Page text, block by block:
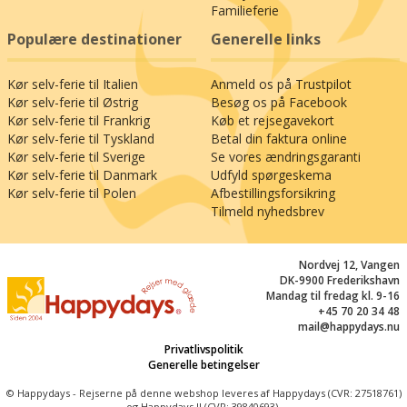
charmerende havn, nyde hyggelige caféer og
måske slappe af med et varmt saunabad i
svømmehallen. Dette er en ferie, hvor I kan
kombinere afslapning med spændende
udflugter, inden det nye år begynder.
Familieferie
Populære destinationer
Kør selv-ferie til Italien
Kør selv-ferie til Østrig
Kør selv-ferie til Frankrig
Kør selv-ferie til Tyskland
Kør selv-ferie til Sverige
Kør selv-ferie til Danmark
Kør selv-ferie til Polen
Generelle links
Anmeld os på Trustpilot
Besøg os på Facebook
Køb et rejsegavekort
Betal din faktura online
Se vores ændringsgaranti
Udfyld spørgeskema
Afbestillingsforsikring
Tilmeld nyhedsbrev
Nordvej 12, Vangen
DK-9900 Frederikshavn
Mandag til fredag kl. 9-16
+45 70 20 34 48
mail@happydays.nu
Privatlivspolitik
Generelle betingelser
© Happydays - Rejserne på denne webshop leveres af Happydays (CVR: 27518761)